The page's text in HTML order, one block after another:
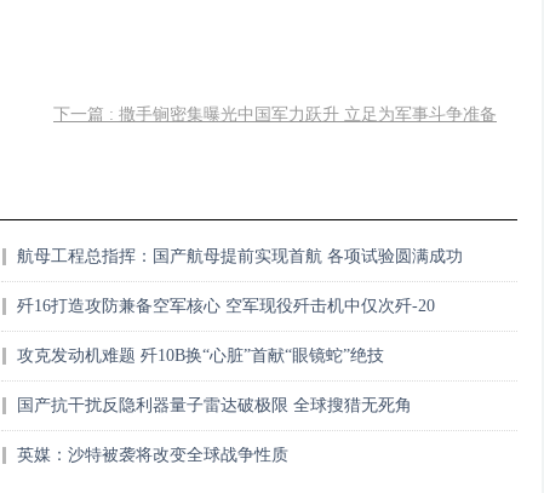
下一篇 : 撒手锏密集曝光中国军力跃升 立足为军事斗争准备
航母工程总指挥：国产航母提前实现首航 各项试验圆满成功
歼16打造攻防兼备空军核心 空军现役歼击机中仅次歼-20
攻克发动机难题 歼10B换“心脏”首献“眼镜蛇”绝技
国产抗干扰反隐利器 量子雷达破极限 全球搜猎无死角
英媒：沙特被袭将改变全球战争性质